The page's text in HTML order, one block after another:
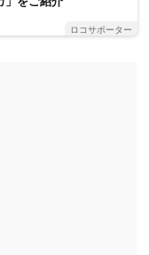
ロコサポーター